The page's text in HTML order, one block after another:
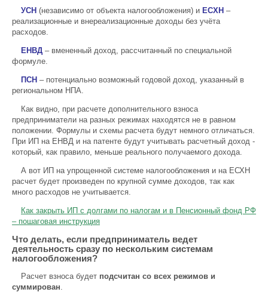
УСН (независимо от объекта налогообложения) и ЕСХН –
реализационные и внереализационные доходы без учёта
расходов.
ЕНВД – вмененный доход, рассчитанный по специальной
формуле.
ПСН – потенциально возможный годовой доход, указанный в
региональном НПА.
Как видно, при расчете дополнительного взноса
предприниматели на разных режимах находятся не в равном
положении. Формулы и схемы расчета будут немного отличаться.
При ИП на ЕНВД и на патенте будут учитывать расчетный доход -
который, как правило, меньше реального получаемого дохода.
А вот ИП на упрощенной системе налогообложения и на ЕСХН
расчет будет произведен по крупной сумме доходов, так как
много расходов не учитывается.
Как закрыть ИП с долгами по налогам и в Пенсионный фонд РФ
– пошаговая инструкция
Что делать, если предприниматель ведет
деятельность сразу по нескольким системам
налогообложения?
Расчет взноса будет подсчитан со всех режимов и
суммирован.